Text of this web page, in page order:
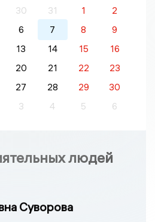
30 31 1
2
6 7 8
9
13 14 15
16
20 21 22
23
27 28 29
30
3 4 5 6
людей
Суворова